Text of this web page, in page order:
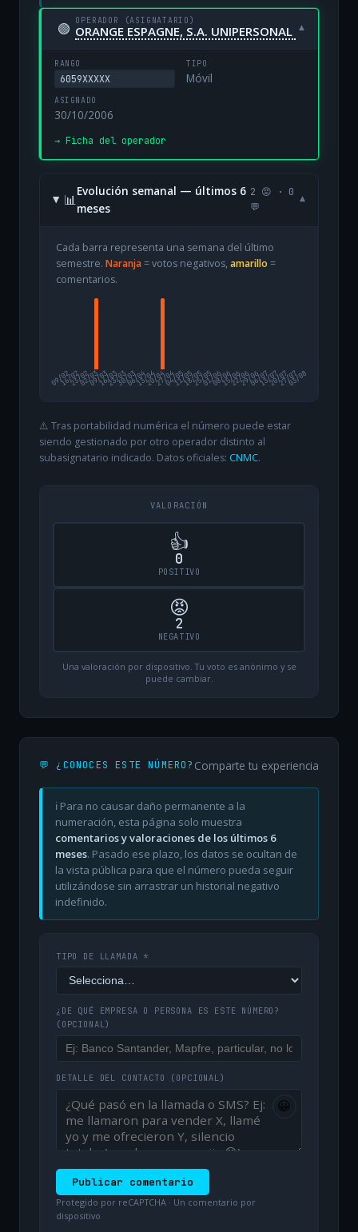
🟢 OPERADOR (ASIGNATARIO)
ORANGE ESPAGNE, S.A. UNIPERSONAL ▾
RANGO
6059XXXXX
TIPO
Móvil
ASIGNADO
30/10/2006
→ Ficha del operador
📊
Evolución semanal — últimos 6
meses
2 😡 · 0
💬
▾
Cada barra representa una semana del último
semestre. Naranja= votos negativos, amarillo =
comentarios.
09/02
16/0223/0202/0309/0316/0323/0330/0306/0413/0420/0427/0404/0511/0518/0525/0501/0608/0615/0622/0629/0606/0713/0720/0727/07
03/08
⚠️ Tras portabilidad numérica el número puede estar
siendo gestionado por otro operador distinto al
subasignatario indicado. Datos oficiales: CNMC.
VALORACIÓN
👍
0
POSITIVO
😡
2
NEGATIVO
Una valoración por dispositivo. Tu voto es anónimo y se
puede cambiar.
💬 ¿CONOCES ESTE NÚMERO? Comparte tu experiencia
ℹ️ Para no causar daño permanente a la
numeración, esta página solo muestra
comentarios y valoraciones de los últimos 6
meses. Pasado ese plazo, los datos se ocultan de
la vista pública para que el número pueda seguir
utilizándose sin arrastrar un historial negativo
indefinido.
TIPO DE LLAMADA *
¿DE QUÉ EMPRESA O PERSONA ES ESTE NÚMERO?
(OPCIONAL)
DETALLE DEL CONTACTO (OPCIONAL)
😀
Publicar comentario
Protegido por reCAPTCHA · Un comentario por
dispositivo